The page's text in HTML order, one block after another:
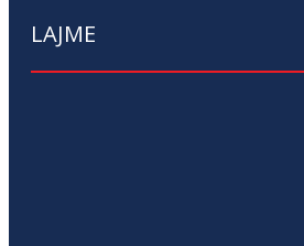
LAJME